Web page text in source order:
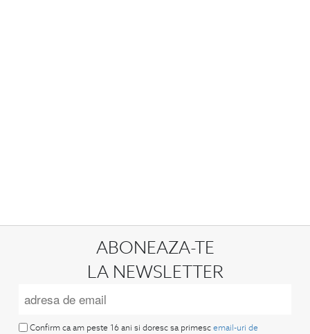
ABONEAZA-TE
LA NEWSLETTER
Confirm ca am peste 16 ani si doresc sa primesc email-uri de